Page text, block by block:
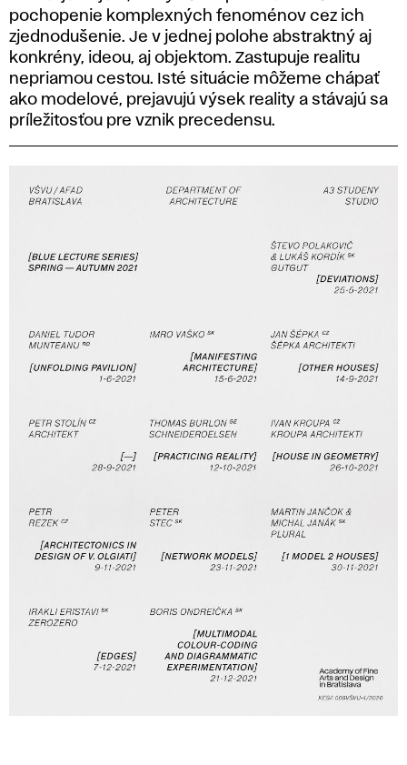
pochopenie komplexných fenoménov cez ich
zjednodušenie. Je v jednej polohe abstraktný aj
konkrény, ideou, aj objektom. Zastupuje realitu
nepriamou cestou. Isté situácie môžeme chápať
ako modelové, prejavujú výsek reality a stávajú sa
príležitosťou pre vznik precedensu.